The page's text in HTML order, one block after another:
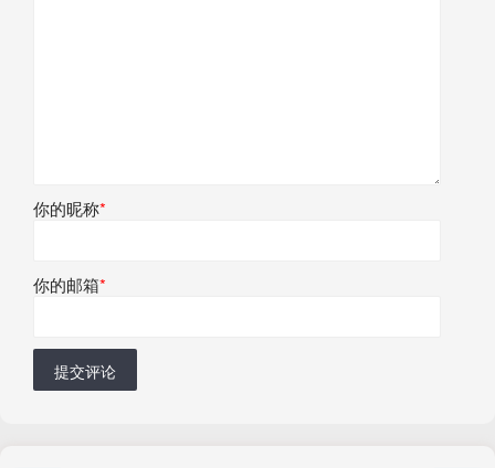
你的昵称*
你的邮箱*
提交评论